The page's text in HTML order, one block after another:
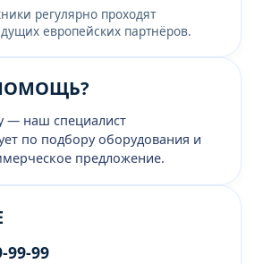
регулярно проходят
европейских партнёров.
— наш специалист
по подбору оборудования и
предложение.
99-99